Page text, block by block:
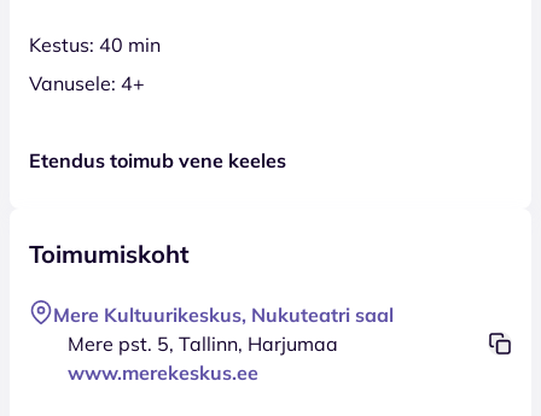
Kestus: 40 min
Vanusele: 4+
Etendus toimub vene keeles
Toimumiskoht
Mere Kultuurikeskus, Nukuteatri saal
Mere pst. 5, Tallinn, Harjumaa
www.merekeskus.ee